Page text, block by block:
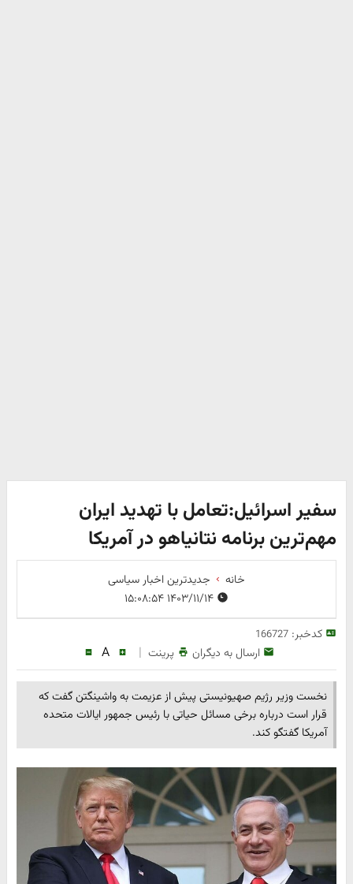
سفیر اسرائیل:تعامل با تهدید ایران
مهم‌ترین برنامه نتانیاهو در آمریکا
خانه
جدیدترین اخبار سیاسی
کدخبر:166727
ارسال به دیگران پرینت |
A
نخست وزیر رژیم صهیونیستی پیش از عزیمت به واشینگتن گفت که
قرار است درباره برخی مسائل حیاتی با رئیس جمهور ایالات متحده
آمریکا گفتگو کند.